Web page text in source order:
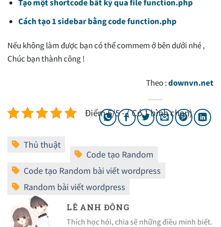
Tạo một shortcode bất kỳ qua file function.php
Cách tạo 1 sidebar bằng code function.php
Nếu không làm được bạn có thể commem ở bên dưới nhé ,
Chúc bạn thành công !
Theo :downvn.net
Điểm 5/5 - ( Có 1 bình chọn)
LÊ ANH ĐÔNG
Thích học hỏi, chia sẽ những điều minh biết.